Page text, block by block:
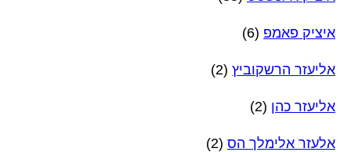
איציק פאמפ (6)
אליעזר הרשקוביץ (2)
אליעזר כהן (2)
אלעזר אלימלך הס (2)